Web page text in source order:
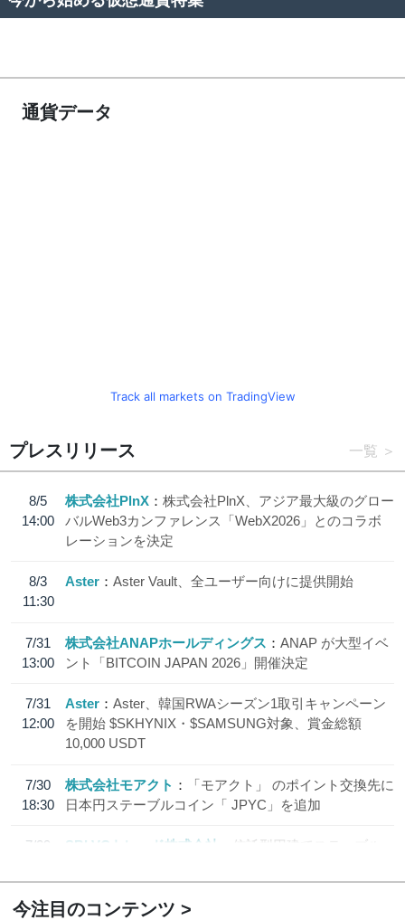
通貨データ
Track all markets on TradingView
プレスリリース 一覧
8/5
14:00
株式会社PlnX
株式会社PlnX、アジア最大級のグロー
バルWeb3カンファレンス「WebX2026」とのコラボ
レーションを決定
8/3
11:30
Aster Aster Vault、全ユーザー向けに提供開始
7/31
13:00
株式会社ANAPホールディングス
ANAP が大型イベ
ント「BITCOIN JAPAN 2026」開催決定
7/31
12:00
Aster
Aster、韓国RWAシーズン1取引キャンペーン
を開始 $SKHYNIX・$SAMSUNG対象、賞金総額
10,000 USDT
7/30
18:30
株式会社モアクト
「モアクト」 のポイント交換先に
日本円ステーブルコイン「 JPYC」を追加
7/29
SBI VCトレード株式会社
信託型円建てステーブル
今注目のコンテンツ